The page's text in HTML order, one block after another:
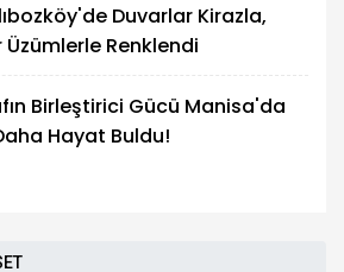
Duvarlar Kirazla,
Renklendi
Birleştirici Gücü Manisa'da
Hayat Buldu!